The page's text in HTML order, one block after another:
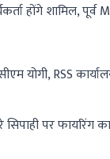
होंगे शामिल, पूर्व
RSS
पर